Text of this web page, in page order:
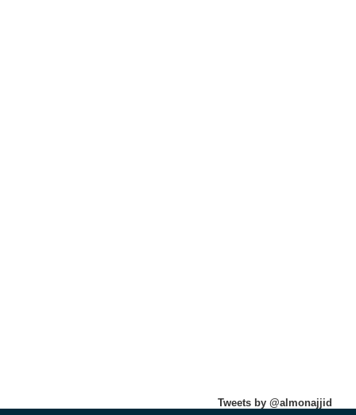
Tweets by @almonajjid